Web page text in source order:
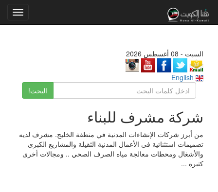
السبت - 08 أغسطس 2026
البحث!
شركة مشرف للبناء
من أبرز شركات الإنشاءات المدنية في منطقة الخليج. مشرف لديه
تصميمات استثنائية في الأعمال المدنية الثقيلة والمشاريع الكبرى
والأشغال ومحطات معالجة مياه الصرف الصحي .. ومجالات أخرى
كثيرة ...